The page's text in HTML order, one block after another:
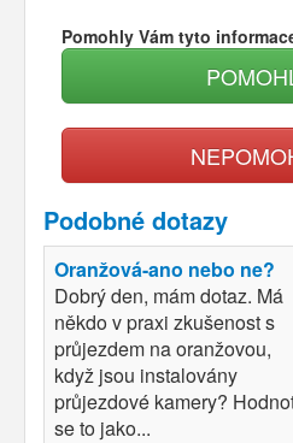
Pomohly Vám tyto
Podobné dotazy
Oranžová-ano nebo ne?
Dobrý den, mám dotaz. Má
někdo v praxi zkušenost s
průjezdem na oranžovou,
když jsou instalovány
průjezdové kamery?
se to jako...